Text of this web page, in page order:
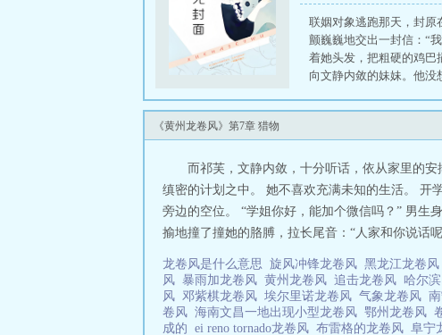
联姻对象逃跑那天，封原
颤巍巍地交出一封信：“
着她头发，把粗硬的鸡巴
向文静内敛的妹妹。他
《黄州龙卷风》第7章 猎物
而祁芙，文静内敛，十分听话，依从家里的
缜密的计划之中。 她不喜欢充满未知的生活。 开
旁边的空位。 “学姐你好，能加个微信吗？” 男生
揄地撞了撞她的胳膊，拉长尾音：“人家和你说话
龙卷风是什么意思 旋风冲锋龙卷风 黑龙江龙卷风
风 暴雨加龙卷风 黄州龙卷风 追击龙卷风 哈尔
风 邓紫棋龙卷风 埃尔里诺龙卷风 气象龙卷风
卷风 海南文昌一地出现小型龙卷风 鄂州龙卷风
成的 ei reno tornado龙卷风 布雷格的龙卷风 阜宁